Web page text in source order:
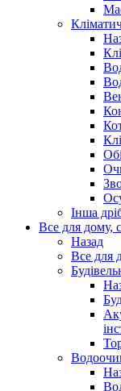
Інша
Все для дому,
Назад
Все для